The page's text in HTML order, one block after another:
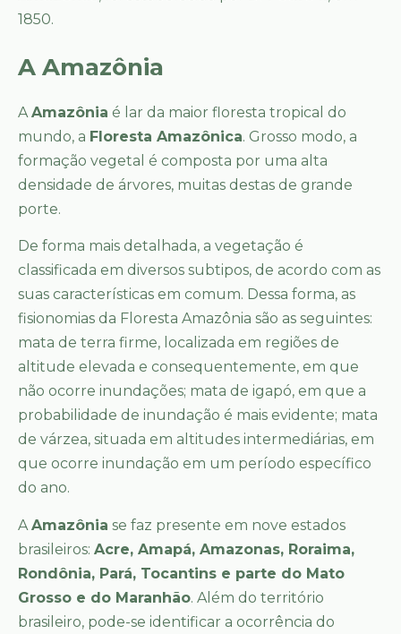
1850.
A Amazônia
A Amazônia é lar da maior floresta tropical do
mundo, a Floresta Amazônica. Grosso modo, a
formação vegetal é composta por uma alta
densidade de árvores, muitas destas de grande
porte.
De forma mais detalhada, a vegetação é
classificada em diversos subtipos, de acordo com as
suas características em comum. Dessa forma, as
fisionomias da Floresta Amazônia são as seguintes:
mata de terra firme, localizada em regiões de
altitude elevada e consequentemente, em que
não ocorre inundações; mata de igapó, em que a
probabilidade de inundação é mais evidente; mata
de várzea, situada em altitudes intermediárias, em
que ocorre inundação em um período específico
do ano.
A Amazônia se faz presente em nove estados
brasileiros: Acre, Amapá, Amazonas, Roraima,
Rondônia, Pará, Tocantins e parte do Mato
Grosso e do Maranhão. Além do território
brasileiro, pode-se identificar a ocorrência do